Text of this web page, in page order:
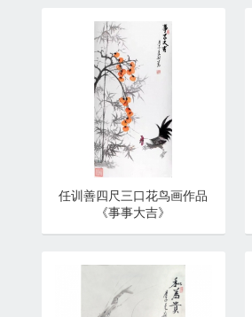
任训善四尺三口花鸟画作品
《事事大吉》